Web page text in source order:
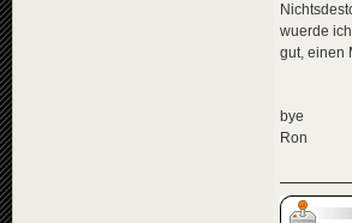
wuerde
gut, einen
bye
Ron